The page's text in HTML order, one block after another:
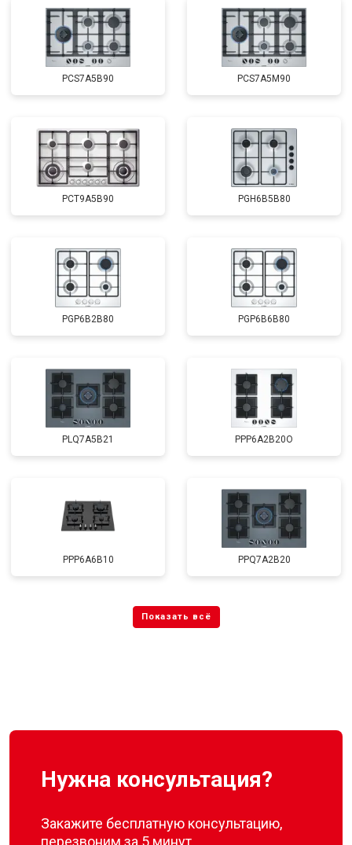
PCS7A5B90 PCS7A5M90
PCT9A5B90 PGH6B5B80
PGP6B2B80 PGP6B6B80
PLQ7A5B21 PPP6A2B20O
PPP6A6B10 PPQ7A2B20
Нужна консультация?
Закажите бесплатную консультацию,
перезвоним за 5 минут